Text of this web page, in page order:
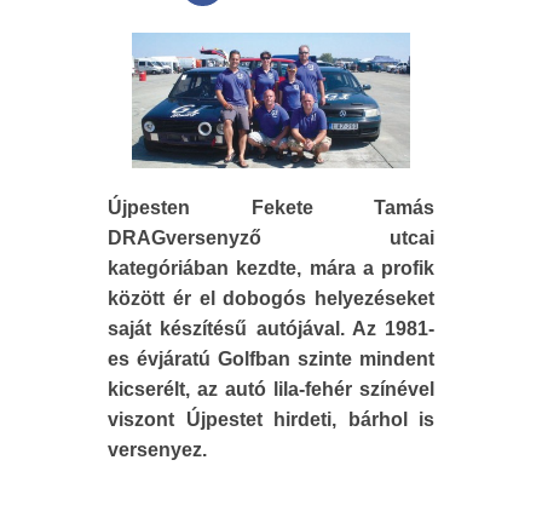
Újpesten Fekete Tamás
DRAGversenyző utcai
kategóriában kezdte, mára a profik
között ér el dobogós helyezéseket
saját készítésű autójával. Az 1981-
es évjáratú Golfban szinte mindent
kicserélt, az autó lila-fehér színével
viszont Újpestet hirdeti, bárhol is
versenyez.